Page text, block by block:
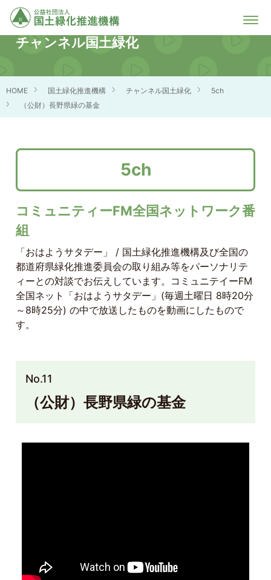
チャンネル国土緑化
HOME 国土緑化推進機構 チャンネル国土緑化
5ch
（公財）長野県緑の基金
5ch
コミュニティーFM全国ネットワーク番
組
「おはようサタデー」 / 国土緑化推進機構及び全国の
都道府県緑化推進委員会の取り組み等をパーソナリテ
ィーとの対談でお伝えしています。コミュニテイーFM
全国ネット「おはようサタデー」(毎週土曜日 8時20分
～8時25分) の中で放送したものを動画にしたもので
す。
No.11
（公財）長野県緑の基金